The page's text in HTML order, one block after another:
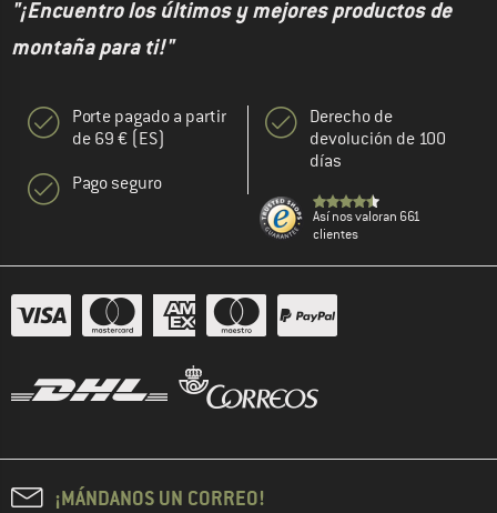
"¡Encuentro los últimos y mejores productos de
montaña para ti!"
Porte pagado a partir
de 69 € (ES)
Pago seguro
Derecho de
devolución de 100
días
Así nos valoran 661
clientes
¡MÁNDANOS UN CORREO!